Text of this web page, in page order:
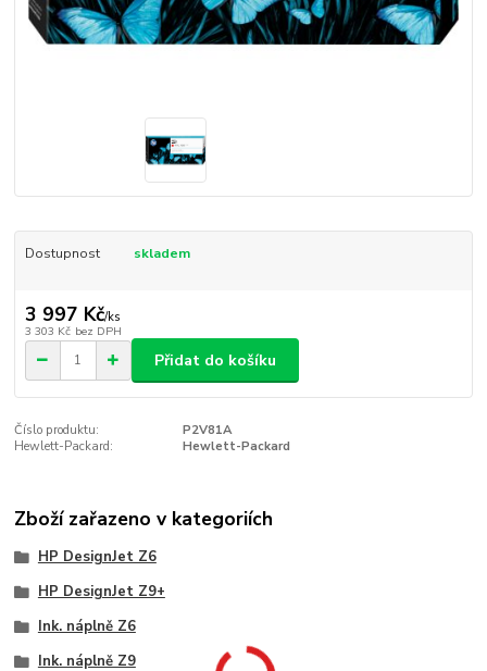
Dostupnost skladem
3 997 Kč/ks
3 303 Kč bez DPH
Přidat do košíku
Číslo produktu:
P2V81A
Hewlett-Packard:
Hewlett-Packard
Zboží zařazeno v kategoriích
HP DesignJet Z6
HP DesignJet Z9+
Ink. náplně Z6
Ink. náplně Z9